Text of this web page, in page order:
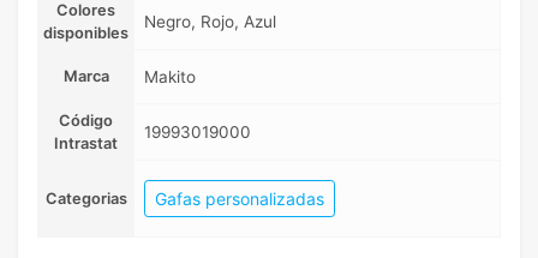
Colores
disponibles
Negro, Rojo, Azul
Marca Makito
Código
Intrastat
19993019000
Categorias Gafas personalizadas